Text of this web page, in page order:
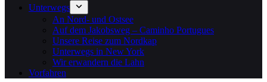
Unterwegs
An Nord- und Ostsee
Auf dem Jakobsweg – Caminho Portugues
Unsere Reise zum Nordkap
Unterwegs in New York
Wir erwandern die Lahn
Vorfahren